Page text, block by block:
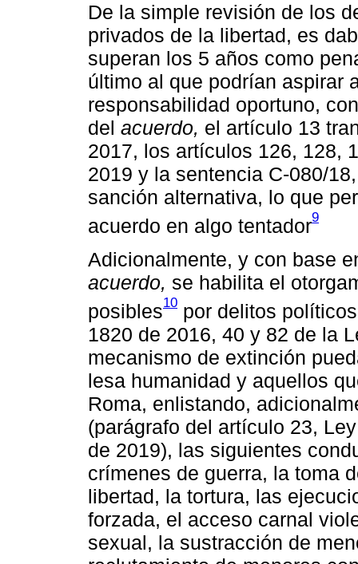
De la simple revisión de los
privados de la libertad, es
superan los 5 años como
último al que podrían aspirar
responsabilidad oportuno,
del acuerdo, el artículo 13
2017, los artículos 126, 128,
2019 y la sentencia C-080/
sanción alternativa, lo que
acuerdo en algo tentador9
Adicionalmente, y con base
acuerdo, se habilita el
posibles10 por delitos
1820 de 2016, 40 y 82 de la
mecanismo de extinción
lesa humanidad y aquellos
Roma, enlistando,
(parágrafo del artículo 23,
de 2019), las siguientes
crímenes de guerra, la toma
libertad, la tortura, las
forzada, el acceso carnal
sexual, la sustracción de